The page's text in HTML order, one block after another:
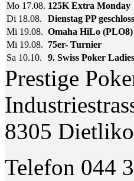
Mo 17.08. 125K Extra Monday
Di 18.08.
Dienstag PP
Mi 19.08. Omaha HiLo
Mi 19.08. 75er- Turnier
Sa 10.10.
9. Swiss Poker
Prestige
8305
Telefon 044